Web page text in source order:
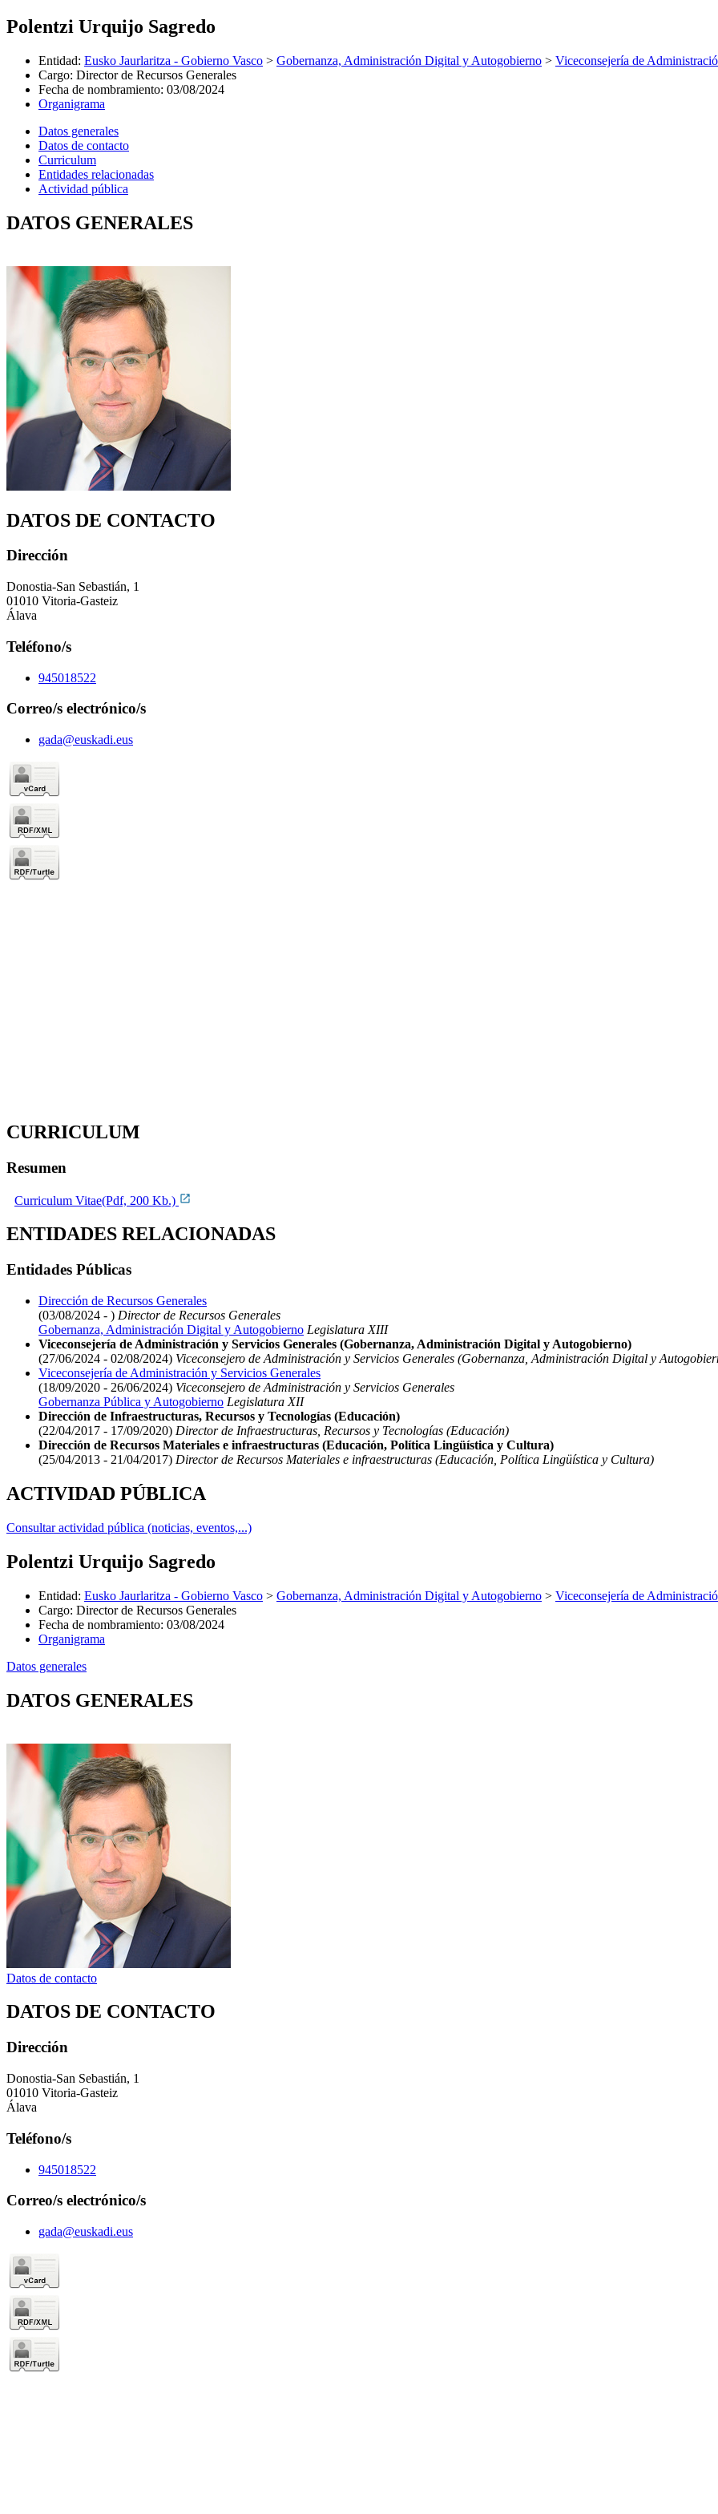
Polentzi Urquijo Sagredo
Entidad: Eusko Jaurlaritza - Gobierno Vasco > Gobernanza, Administración Digital y Autogobierno > Viceconsejería de
Cargo: Director de Recursos Generales
Fecha de nombramiento: 03/08/2024
Organigrama
Datos generales
Datos de contacto
Curriculum
Entidades relacionadas
Actividad pública
DATOS GENERALES
DATOS DE CONTACTO
Dirección
Donostia-San Sebastián, 1
01010 Vitoria-Gasteiz
Álava
Teléfono/s
945018522
Correo/s electrónico/s
gada@euskadi.eus
CURRICULUM
Resumen
Curriculum Vitae(Pdf, 200 Kb.)
ENTIDADES RELACIONADAS
Entidades Públicas
Dirección de Recursos Generales
(03/08/2024 - ) Director de Recursos Generales
Gobernanza, Administración Digital y Autogobierno Legislatura XIII
Viceconsejería de Administración y Servicios Generales (Gobernanza, Administración Digital y Autogobierno)
(27/06/2024 - 02/08/2024) Viceconsejero de Administración y Servicios Generales (Gobernanza, Administración Digital y
Viceconsejería de Administración y Servicios Generales
(18/09/2020 - 26/06/2024) Viceconsejero de Administración y Servicios Generales
Gobernanza Pública y Autogobierno Legislatura XII
Dirección de Infraestructuras, Recursos y Tecnologías (Educación)
(22/04/2017 - 17/09/2020) Director de Infraestructuras, Recursos y Tecnologías (Educación)
Dirección de Recursos Materiales e infraestructuras (Educación, Política Lingüística y Cultura)
(25/04/2013 - 21/04/2017) Director de Recursos Materiales e infraestructuras (Educación, Política Lingüística y Cultura)
ACTIVIDAD PÚBLICA
Consultar actividad pública (noticias, eventos,...)
Polentzi Urquijo Sagredo
Entidad: Eusko Jaurlaritza - Gobierno Vasco > Gobernanza, Administración Digital y Autogobierno > Viceconsejería de
Cargo: Director de Recursos Generales
Fecha de nombramiento: 03/08/2024
Organigrama
Datos generales
DATOS GENERALES
Datos de contacto
DATOS DE CONTACTO
Dirección
Donostia-San Sebastián, 1
01010 Vitoria-Gasteiz
Álava
Teléfono/s
945018522
Correo/s electrónico/s
gada@euskadi.eus